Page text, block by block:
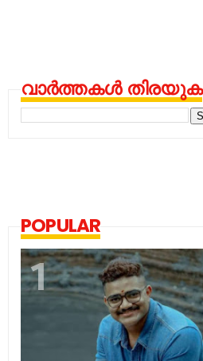
വാർത്തകൾ തിരയുക
POPULAR